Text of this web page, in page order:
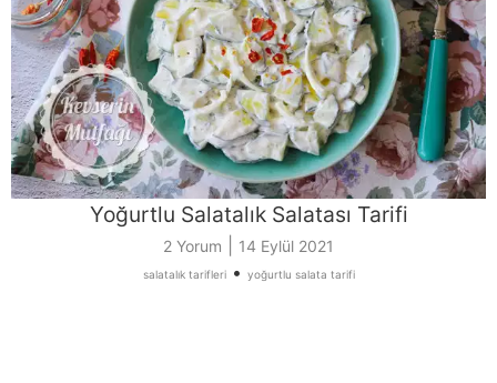
Yoğurtlu Salatalık Salatası Tarifi
2 Yorum 14 Eylül 2021
salatalık tarifleri• yoğurtlu salata tarifi